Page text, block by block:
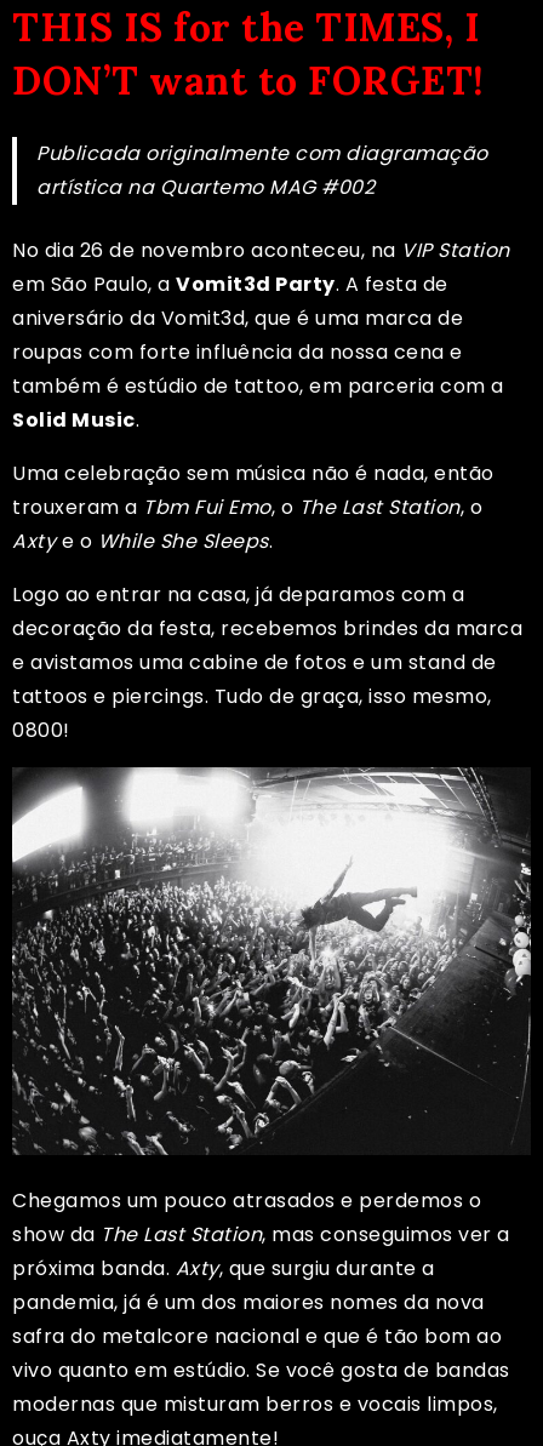
THIS IS for the TIMES, I
DON’T want to FORGET!
Publicada originalmente com diagramação
artística na Quartemo MAG #002
No dia 26 de novembro aconteceu, na VIP Station
em São Paulo, a Vomit3d Party. A festa de
aniversário da Vomit3d, que é uma marca de
roupas com forte influência da nossa cena e
também é estúdio de tattoo, em parceria com a
Solid Music.
Uma celebração sem música não é nada, então
trouxeram a Tbm Fui Emo, o The Last Station, o
Axtye o While She Sleeps.
Logo ao entrar na casa, já deparamos com a
decoração da festa, recebemos brindes da marca
e avistamos uma cabine de fotos e um stand de
tattoos e piercings. Tudo de graça, isso mesmo,
0800!
Chegamos um pouco atrasados e perdemos o
show da The Last Station, mas conseguimos ver a
próxima banda. Axty, que surgiu durante a
pandemia, já é um dos maiores nomes da nova
safra do metalcore nacional e que é tão bom ao
vivo quanto em estúdio. Se você gosta de bandas
modernas que misturam berros e vocais limpos,
ouça Axty imediatamente!